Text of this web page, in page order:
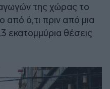
της χώρας το
από ό,τι πριν από μια
εκατομμύρια θέσεις